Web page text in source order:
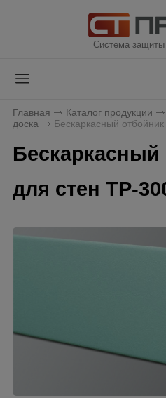
Система защиты
Главная Каталог продукции
доска
Бескаркасный
Бескаркасный
для стен ТР-